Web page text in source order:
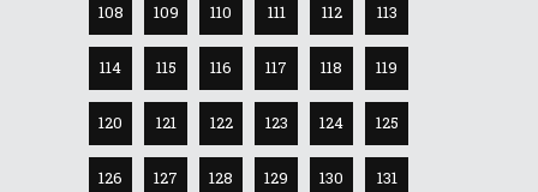
108 109 110 111 112 113
114 115 116 117 118 119
120 121 122 123 124 125
126 127 128 129 130 131